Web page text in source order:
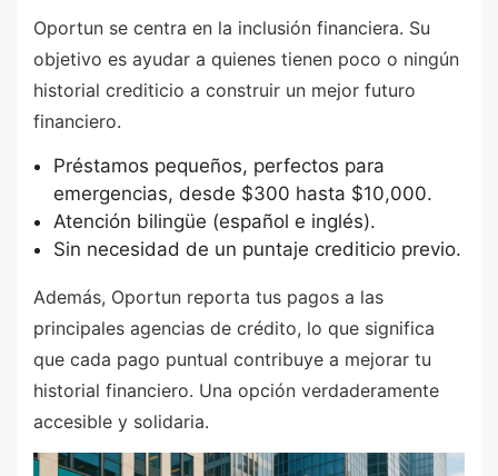
Oportun se centra en la inclusión financiera. Su
objetivo es ayudar a quienes tienen poco o ningún
historial crediticio a construir un mejor futuro
financiero.
Préstamos pequeños, perfectos para
emergencias, desde $300 hasta $10,000.
Atención bilingüe (español e inglés).
Sin necesidad de un puntaje crediticio previo.
Además, Oportun reporta tus pagos a las
principales agencias de crédito, lo que significa
que cada pago puntual contribuye a mejorar tu
historial financiero. Una opción verdaderamente
accesible y solidaria.